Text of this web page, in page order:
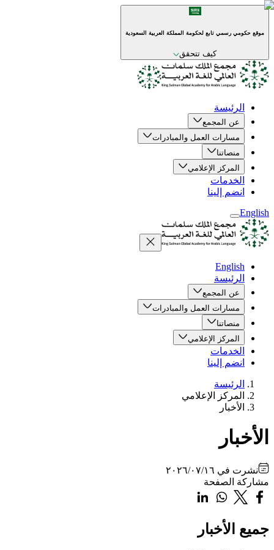
موقع حكومي رسمي تابع لحكومة المملكة العربية السعودية
كيف تتحقق
الرئيسة
عن المجمع
مسارات العمل والمبادرات
منصاتنا
المركز الإعلامي
الخدمات
انضم إلينا
English
English
الرئيسة
عن المجمع
مسارات العمل والمبادرات
منصاتنا
المركز الإعلامي
الخدمات
انضم إلينا
الرئيسة
المركز الإعلامي
الأخبار
الأخبار
نشرت في ٢٠٢٦/٠٧/١٦
مشاركة الصفحة
جميع الأخبار